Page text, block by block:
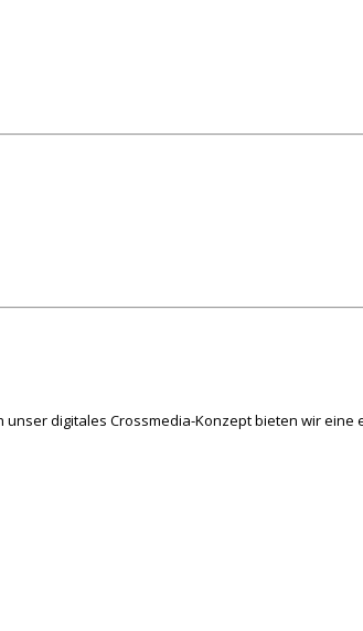
digitales Crossmedia-Konzept bieten wir